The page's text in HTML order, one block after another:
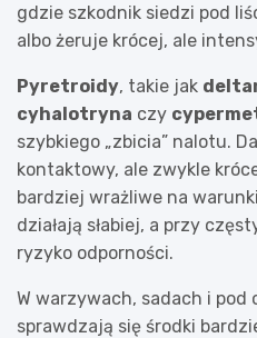
gdzie szkodnik siedzi pod
albo żeruje krócej, ale
Pyretroidy, takie jak
cyhalotryna czy
szybkiego „zbicia” nalotu.
kontaktowy, ale zwykle
bardziej wrażliwe na
działają słabiej, a przy
ryzyko odporności.
W warzywach, sadach i pod
sprawdzają się środki